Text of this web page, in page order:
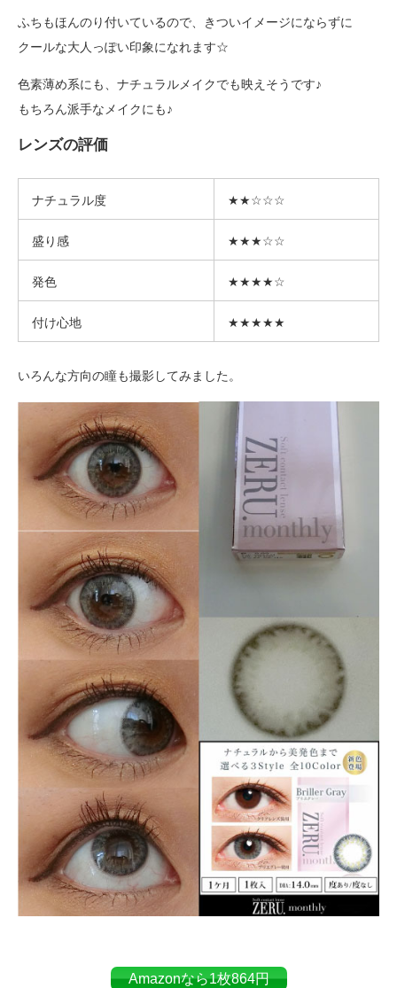
ふちもほんのり付いているので、きついイメージにならずに
クールな大人っぽい印象になれます☆
色素薄め系にも、ナチュラルメイクでも映えそうです♪
もちろん派手なメイクにも♪
レンズの評価
ナチュラル度 ★★☆☆☆
盛り感 ★★★☆☆
発色 ★★★★☆
付け心地 ★★★★★
いろんな方向の瞳も撮影してみました。
Amazonなら1枚864円